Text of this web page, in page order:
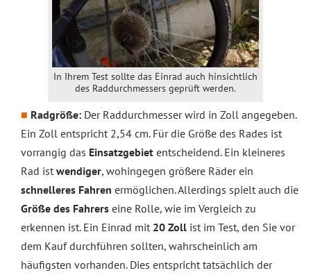
In Ihrem Test sollte das Einrad auch hinsichtlich
des Raddurchmessers geprüft werden.
Radgröße: Der Raddurchmesser wird in Zoll angegeben.
Ein Zoll entspricht 2,54 cm. Für die Größe des Rades ist
vorrangig das Einsatzgebiet entscheidend. Ein kleineres
Rad ist wendiger, wohingegen größere Räder ein
schnelleres Fahren ermöglichen. Allerdings spielt auch die
Größe des Fahrers eine Rolle, wie im Vergleich zu
erkennen ist. Ein Einrad mit 20 Zoll ist im Test, den Sie vor
dem Kauf durchführen sollten, wahrscheinlich am
häufigsten vorhanden. Dies entspricht tatsächlich der